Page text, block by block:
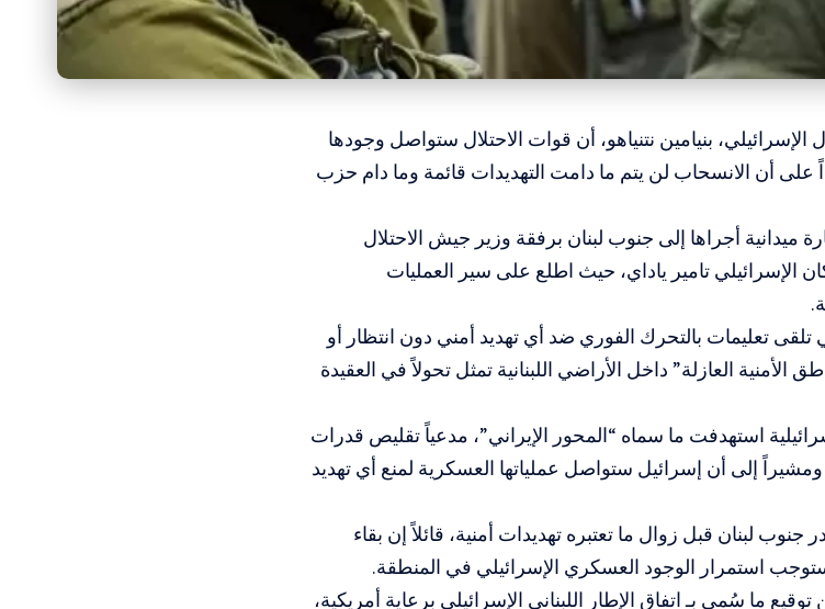
بنيامين نتنياهو، أن قوات الاحتلال ستواصل وجودها
أن الانسحاب لن يتم ما دامت التهديدات قائمة وما دام حزب
ميدانية أجراها إلى جنوب لبنان برفقة وزير جيش الاحتلال
الإسرائيلي تامير ياداي، حيث اطلع على سير العمليات
تلقى تعليمات بالتحرك الفوري ضد أي تهديد أمني دون انتظار أو
الأمنية العازلة” داخل الأراضي اللبنانية تمثل تحولاً في العقيدة
استهدفت ما سماه “المحور الإيراني”، مدعياً تقليص قدرات
إلى أن إسرائيل ستواصل عملياتها العسكرية لمنع أي تهديد
جنوب لبنان قبل زوال ما تعتبره تهديدات أمنية، قائلاً إن بقاء
استمرار الوجود العسكري الإسرائيلي في المنطقة.
ما سُمي بـ اتفاق الإطار اللبناني الإسرائيلي برعاية أمريكية،